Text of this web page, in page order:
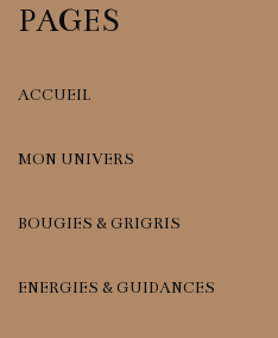
PAGES
ACCUEIL
MON UNIVERS
BOUGIES & GRIGRIS
ENERGIES & GUIDANCES